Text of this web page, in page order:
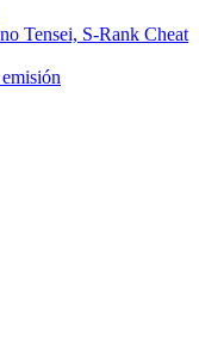
Tensei, S-Rank Cheat